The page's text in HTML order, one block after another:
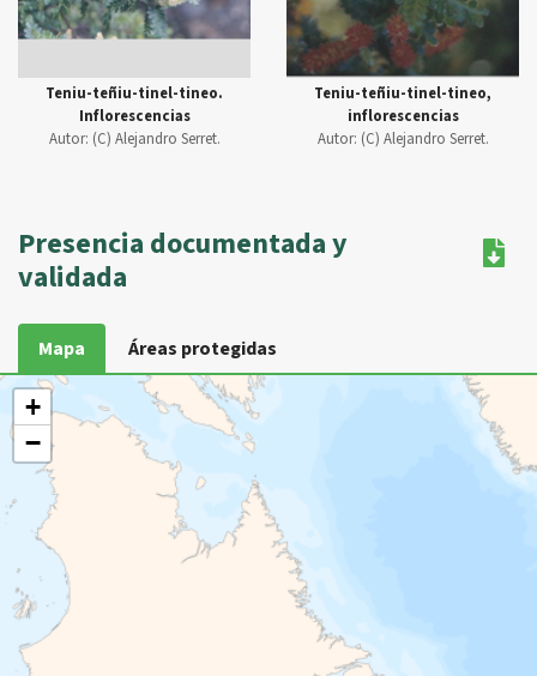
Teniu-teñiu-tinel-tineo.
Inflorescencias
Autor: (C) Alejandro Serret.
Teniu-teñiu-tinel-tineo,
inflorescencias
Autor: (C) Alejandro Serret.
Presencia documentada y
validada
Mapa Áreas protegidas
+
−